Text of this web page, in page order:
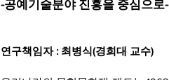
-공예기술분야 진흥을 중심으로-
연구책임자 : 최병식(경희대 교수)